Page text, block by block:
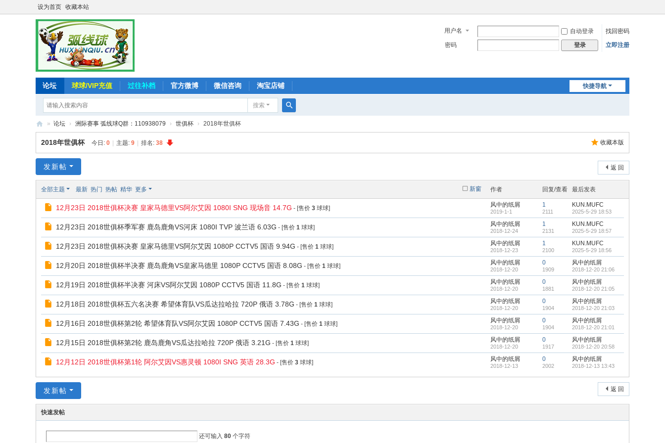
设为首页 收藏本站
用户名 自动登录
找回密码
密码
登录 立即注册
快捷导航
论坛 球球/VIP充值 过往补档 官方微博 微信咨询 淘宝店铺
搜索
索
线
-
致
» 论坛 › 洲际赛事 弧线球Q群：110938079 › 世俱杯 › 2018年世俱杯
收藏本版
2018年世俱杯 今日: 0 主题: 9 排名: 38
返 回
发新帖
新窗
全部主题 最新 热门 热帖 精华 更多 作者 回复/查看 最后发表
12月23日 2018世俱杯决赛 皇家马德里VS阿尔艾因 1080I SNG 现场音 14.7G - [售价 3 球球] 风中的纸屑
2019-1-1
1
2111
KUN.MUFC
2025-5-29 18:53
12月23日 2018世俱杯季军赛 鹿岛鹿角VS河床 1080I TVP 波兰语 6.03G - [售价 1 球球] 风中的纸屑
2018-12-24
1
2131
KUN.MUFC
2025-5-29 18:57
12月23日 2018世俱杯决赛 皇家马德里VS阿尔艾因 1080P CCTV5 国语 9.94G - [售价 1 球球] 风中的纸屑
2018-12-23
1
2100
KUN.MUFC
2025-5-29 18:56
12月20日 2018世俱杯半决赛 鹿岛鹿角VS皇家马德里 1080P CCTV5 国语 8.08G - [售价 1 球球] 风中的纸屑
2018-12-20
0
1909
风中的纸屑
2018-12-20 21:06
12月19日 2018世俱杯半决赛 河床VS阿尔艾因 1080P CCTV5 国语 11.8G - [售价 1 球球] 风中的纸屑
2018-12-20
0
1881
风中的纸屑
2018-12-20 21:05
12月18日 2018世俱杯五六名决赛 希望体育队VS瓜达拉哈拉 720P 俄语 3.78G - [售价 1 球球] 风中的纸屑
2018-12-20
0
1904
风中的纸屑
2018-12-20 21:03
12月16日 2018世俱杯第2轮 希望体育队VS阿尔艾因 1080P CCTV5 国语 7.43G - [售价 1 球球] 风中的纸屑
2018-12-20
0
1904
风中的纸屑
2018-12-20 21:01
12月15日 2018世俱杯第2轮 鹿岛鹿角VS瓜达拉哈拉 720P 俄语 3.21G - [售价 1 球球] 风中的纸屑
2018-12-20
0
1917
风中的纸屑
2018-12-20 20:58
12月12日 2018世俱杯第1轮 阿尔艾因VS惠灵顿 1080I SNG 英语 28.3G - [售价 3 球球] 风中的纸屑
2018-12-13
0
2002
风中的纸屑
2018-12-13 13:43
返 回
发新帖
快速发帖
还可输入 80 个字符